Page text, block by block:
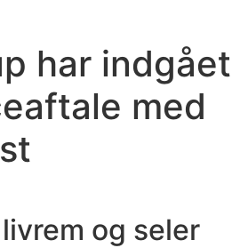
har indgået
med
og seler